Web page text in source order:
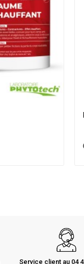
Service client au 04